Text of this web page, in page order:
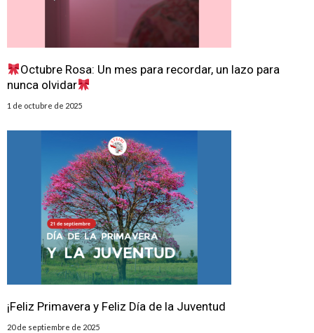
Octubre Rosa: Un mes para recordar, un lazo para
nunca olvidar
1 de octubre de 2025
¡Feliz Primavera y Feliz Día de la Juventud
20 de septiembre de 2025